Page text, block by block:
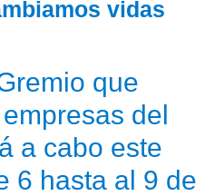
vidas
que
del
a cabo este
6 hasta al 9 de